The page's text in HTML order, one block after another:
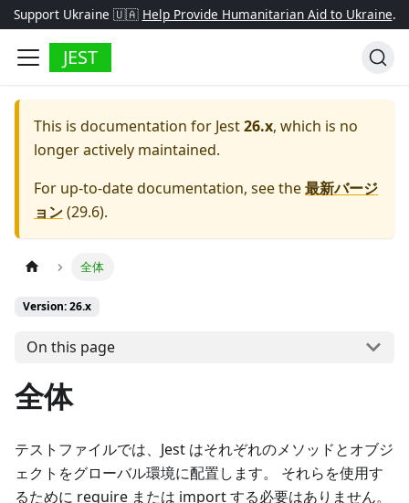
Support Ukraine 🇺🇦 Help Provide Humanitarian Aid to Ukraine.
JEST
This is documentation for Jest26.x, which is no
longer actively maintained.
For up-to-date documentation, see the最新バージ
ョン(29.6).
全体
Version: 26.x
On this page
全体
テストファイルでは、Jest はそれぞれのメソッドとオブジ
ェクトをグローバル環境に配置します。 それらを使用す
るために require または import する必要はありません。